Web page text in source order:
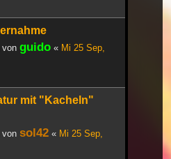
von guido « Mi 25 Sep,
mit "Kacheln"
von sol42 « Mi 25 Sep,